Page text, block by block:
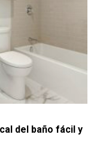
del baño fácil y